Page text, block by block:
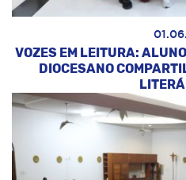
VOZES EM LEITURA:
DIOCESANO